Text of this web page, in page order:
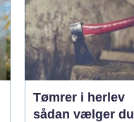
Tømrer i herlev
sådan vælger du